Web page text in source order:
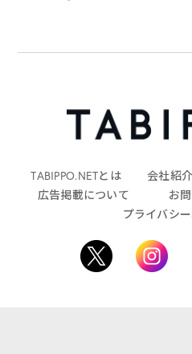
TABIPPO.NETとは 会社紹介
広告掲載について
お
プライバシ